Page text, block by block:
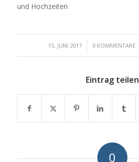
und Hochzeiten
15. JUNI 2017
/ 0 KOMMENTARE
/
Eintrag teilen
0